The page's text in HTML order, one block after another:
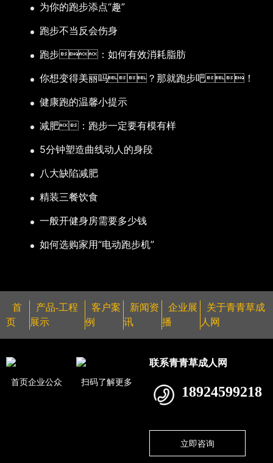
为你的跑步添点“趣”
跑步不当反会伤身
跑步：如何有效消耗脂肪
你想变得美丽吗？那就跑步吧！
健康跑的温馨小提示
减肥：跑步一定要有模有样
5分钟塑造曲线动人的身段
八大缺陷减肥
精装三餐饮食
一般开健身房需要多少钱
如何选购家用“电动跑步机”
首
页
产品-工程
展示
客户案
例
新闻资
讯
企业展
播
关于青青草成
人网
首页企业公众 扫码了解更多
联系青青草成人网
18924599218
立即咨询